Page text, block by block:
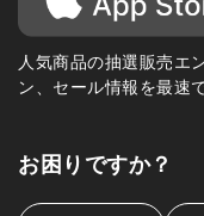
人気商品の抽選販売エ
ン、セール情報を最速
お困りですか？